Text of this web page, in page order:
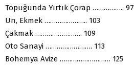
Topuğunda Yırtık Çorap …………….. 97
Un, Ekmek ………………….. 103
Çakmak ……………………. 109
Oto Sanayi ……………………. 113
Bohemya Avize ……………………… 125